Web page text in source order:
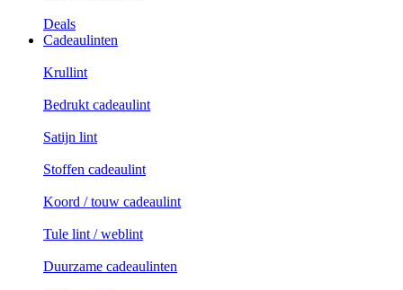
Deals
Cadeaulinten
Krullint
Bedrukt cadeaulint
Satijn lint
Stoffen cadeaulint
Koord / touw cadeaulint
Tule lint / weblint
Duurzame cadeaulinten